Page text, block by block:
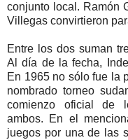
conjunto local. Ramón
Villegas convirtieron
Entre los dos suman
Al día de la fecha,
En 1965 no sólo fue la
nombrado torneo
comienzo oficial de
ambos. En el
juegos por una de las